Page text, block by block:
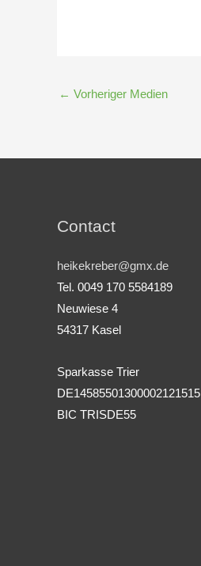
← Vorheriger Medien
Contact
heikekreber@gmx.de
Tel. 0049 170 5584189
Neuwiese 4
54317 Kasel
Sparkasse Trier
DE14585501300002121515
BIC TRISDE55